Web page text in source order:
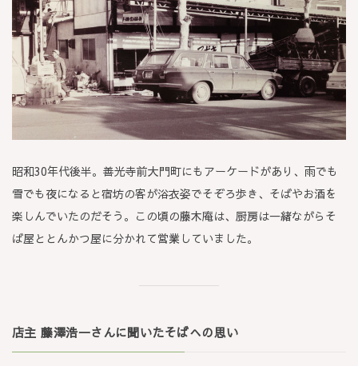
昭和30年代後半。善光寺前大門町にもアーケードがあり、雨でも
雪でも夜になると宿坊の客が浴衣姿でそぞろ歩き、そばやお酒を
楽しんでいたのだそう。この頃の藤木庵は、厨房は一緒ながらそ
ば屋ととんかつ屋に分かれて営業していました。
店主 藤澤浩一さんに聞いたそばへの思い